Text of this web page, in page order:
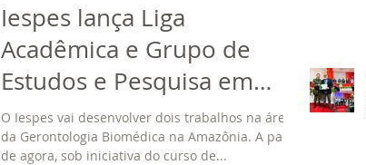
Iespes lança Liga
Acadêmica e Grupo de
Estudos e Pesquisa em
Gerontologia Biomédica na
Amazônia
O Iespes vai desenvolver dois trabalhos na área
da Gerontologia Biomédica na Amazônia. A partir
de agora, sob iniciativa do curso de...